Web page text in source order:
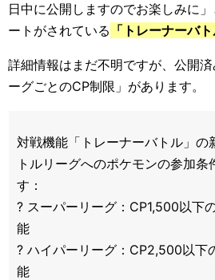
日中に公開しますのでお楽しみに
ートがされている 「トレーナーバ
詳細情報はまだ不明ですが、公開
ーグごとのCP制限」があります。
対戦機能「トレーナーバトル」
トルリーグへのポケモンの参加
す：
? スーパーリーグ：CP1,500以下
能
? ハイパーリーグ：CP2,500以下
能